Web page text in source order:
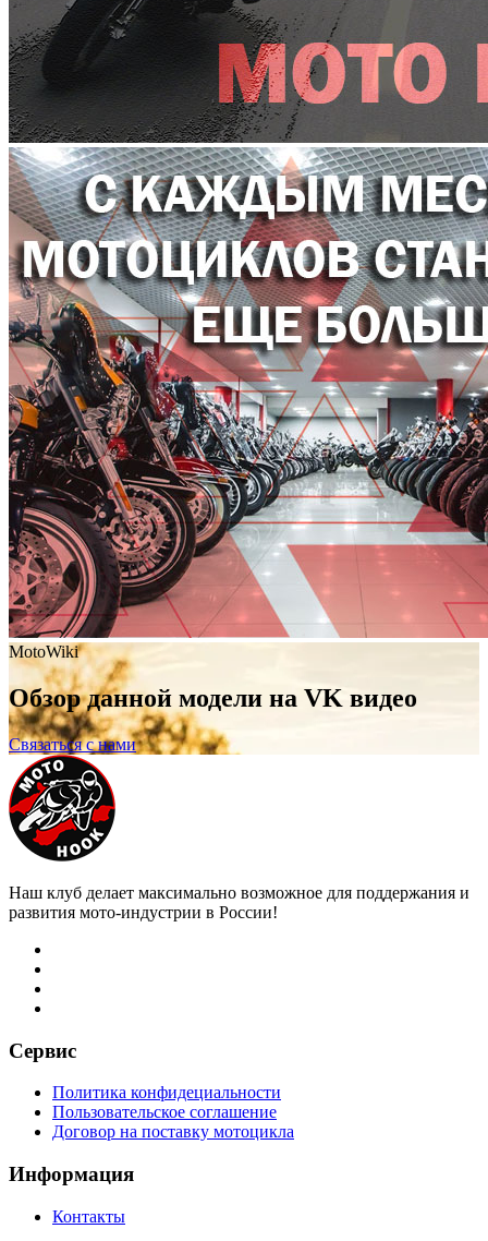
MotoWiki
Обзор данной модели на VK видео
Связаться с нами
Наш клуб делает максимально возможное для поддержания и
развития мото-индустрии в России!
Сервис
Политика конфидециальности
Пользовательское соглашение
Договор на поставку мотоцикла
Информация
Контакты